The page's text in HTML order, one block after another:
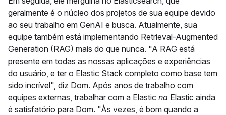
geralmente é o núcleo dos projetos de sua equipe devido
ao seu trabalho em GenAI e busca. Atualmente, sua
equipe também está implementando Retrieval-Augmented
Generation (RAG) mais do que nunca. "A RAG está
presente em todas as nossas aplicações e experiências
do usuário, e ter o Elastic Stack completo como base tem
sido incrível", diz Dom. Após anos de trabalho com
equipes externas, trabalhar com a Elastic na Elastic ainda
é satisfatório para Dom. "Às vezes, é bom quando a